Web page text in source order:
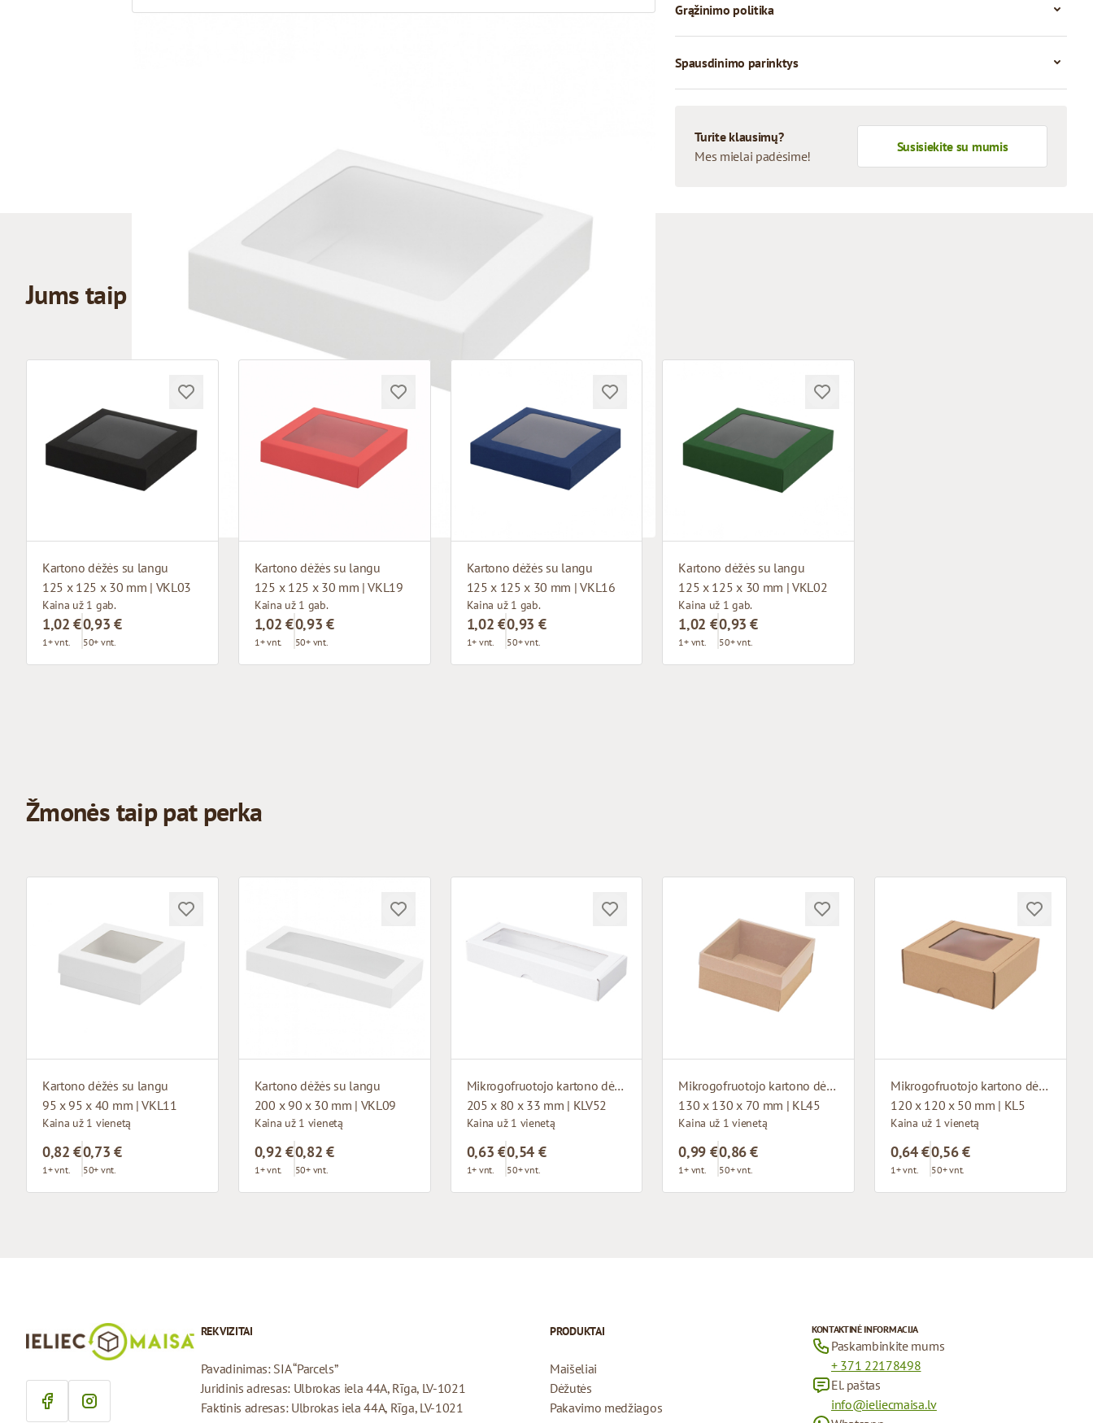
Grąžinimo politika
Spausdinimo parinktys
Turite klausimų?
Mes mielai padėsime!
Susisiekite su mumis
Jums taip pat gali patikti
Kartono dėžės su langu
125 x 125 x 30 mm | VKL03
Kaina už 1 gab.
1,02 €
1+ vnt.
0,93 €
50+ vnt.
Kartono dėžės su langu
125 x 125 x 30 mm | VKL19
Kaina už 1 gab.
1,02 €
1+ vnt.
0,93 €
50+ vnt.
Kartono dėžės su langu
125 x 125 x 30 mm | VKL16
Kaina už 1 gab.
1,02 €
1+ vnt.
0,93 €
50+ vnt.
Kartono dėžės su langu
125 x 125 x 30 mm | VKL02
Kaina už 1 gab.
1,02 €
1+ vnt.
0,93 €
50+ vnt.
Žmonės taip pat perka
Kartono dėžės su langu
95 x 95 x 40 mm | VKL11
Kaina už 1 vienetą
0,82 €
1+ vnt.
0,73 €
50+ vnt.
Kartono dėžės su langu
200 x 90 x 30 mm | VKL09
Kaina už 1 vienetą
0,92 €
1+ vnt.
0,82 €
50+ vnt.
Mikrogofruotojo kartono dėžutė su langu
205 x 80 x 33 mm | KLV52
Kaina už 1 vienetą
0,63 €
1+ vnt.
0,54 €
50+ vnt.
Mikrogofruotojo kartono dėžutė su langu
130 x 130 x 70 mm | KL45
Kaina už 1 vienetą
0,99 €
1+ vnt.
0,86 €
50+ vnt.
Mikrogofruotojo kartono dėžutė su langu
120 x 120 x 50 mm | KL5
Kaina už 1 vienetą
0,64 €
1+ vnt.
0,56 €
50+ vnt.
REKVIZITAI
Pavadinimas: SIA “Parcels”
Juridinis adresas: Ulbrokas iela 44A, Rīga, LV-1021
Faktinis adresas: Ulbrokas iela 44A, Rīga, LV-1021
PRODUKTAI
Maišeliai
Dėžutės
Pakavimo medžiagos
KONTAKTINĖ INFORMACIJA
Paskambinkite mums
+ 371 22178498
El. paštas
info@ieliecmaisa.lv